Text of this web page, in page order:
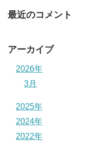
最近のコメント
アーカイブ
2026年
3月
2025年
2024年
2022年